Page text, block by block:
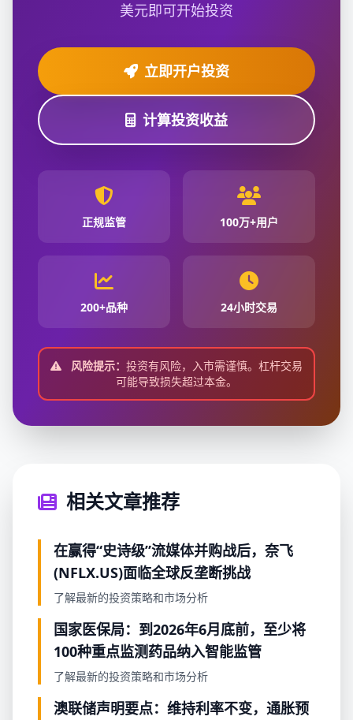
美元即可开始投资
立即开户投资
计算投资收益
正规监管 100万+用户
200+品种 24小时交易
风险提示： 投资有风险，入市需谨慎。杠杆交易
可能导致损失超过本金。
相关文章推荐
在赢得“史诗级”流媒体并购战后，奈飞
(NFLX.US)面临全球反垄断挑战
了解最新的投资策略和市场分析
国家医保局：到2026年6月底前，至少将
100种重点监测药品纳入智能监管
了解最新的投资策略和市场分析
澳联储声明要点：维持利率不变，通胀预